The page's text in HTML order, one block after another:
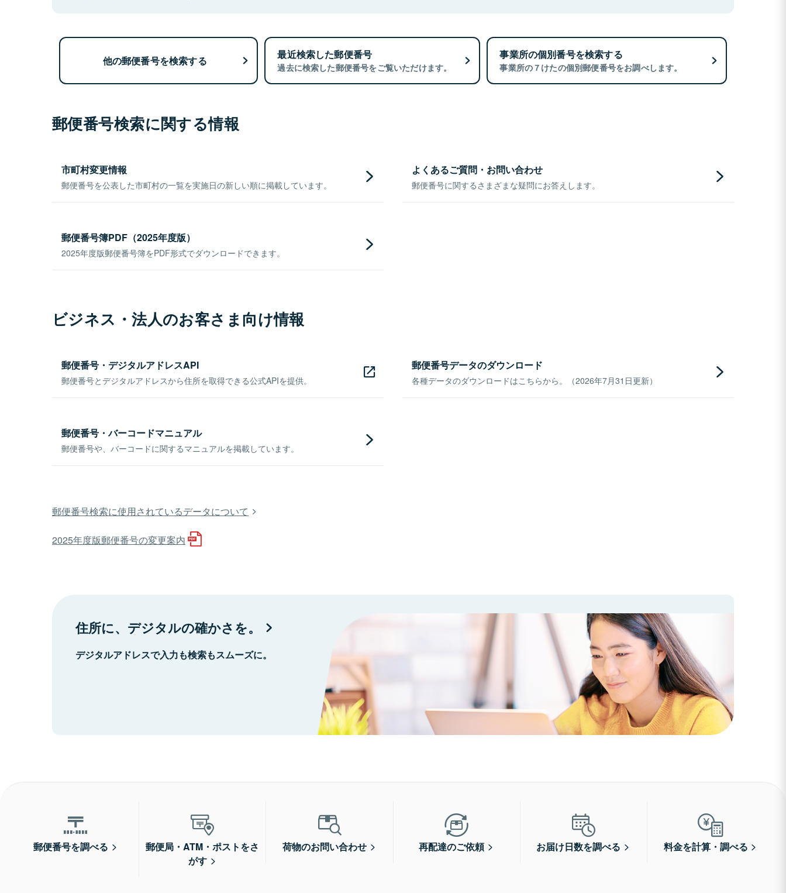
他の郵便番号を検索する 最近検索した郵便番号
過去に検索した郵便番号をご覧いただけます。
事業所の個別番号を検索する
事業所の７けたの個別郵便番号をお調べします。
郵便番号検索に関する情報
市町村変更情報
郵便番号を公表した市町村の一覧を実施日の新しい順に掲載しています。
よくあるご質問・お問い合わせ
郵便番号に関するさまざまな疑問にお答えします。
郵便番号簿PDF（2025年度版）
2025年度版郵便番号簿をPDF形式でダウンロードできます。
ビジネス・法人のお客さま向け情報
郵便番号・デジタルアドレスAPI
郵便番号とデジタルアドレスから住所を取得できる公式APIを提供。
郵便番号データのダウンロード
各種データのダウンロードはこちらから。（2026年7月31日更新）
郵便番号・バーコードマニュアル
郵便番号や、バーコードに関するマニュアルを掲載しています。
郵便番号検索に使用されているデータについて
2025年度版郵便番号の変更案内
住所に、デジタルの確かさを。
デジタルアドレスで入力も検索もスムーズに。
郵便番号を調べる
郵便局・ATM・ポストをさ
がす
荷物のお問い合わせ 再配達のご依頼 お届け日数を調べる 料金を計算・調べる